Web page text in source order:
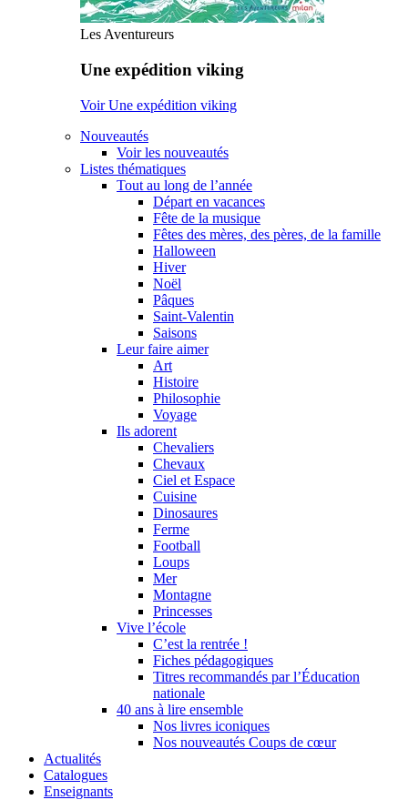
Les Aventureurs
Une expédition viking
Voir Une expédition viking
Nouveautés
Voir les nouveautés
Listes thématiques
Tout au long de l’année
Départ en vacances
Fête de la musique
Fêtes des mères, des pères, de la famille
Halloween
Hiver
Noël
Pâques
Saint-Valentin
Saisons
Leur faire aimer
Art
Histoire
Philosophie
Voyage
Ils adorent
Chevaliers
Chevaux
Ciel et Espace
Cuisine
Dinosaures
Ferme
Football
Loups
Mer
Montagne
Princesses
Vive l’école
C’est la rentrée !
Fiches pédagogiques
Titres recommandés par l’Éducation
nationale
40 ans à lire ensemble
Nos livres iconiques
Nos nouveautés Coups de cœur
Actualités
Catalogues
Enseignants